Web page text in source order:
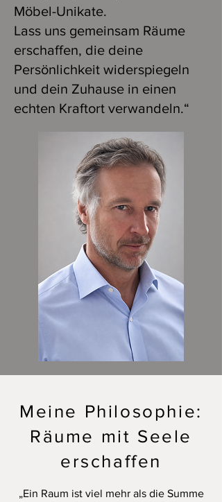
Möbel-Unikate.
Lass uns gemeinsam Räume
erschaffen, die deine
Persönlichkeit widerspiegeln
und dein Zuhause in einen
echten Kraftort verwandeln.“
Meine Philosophie:
Räume mit Seele
erschaffen
„Ein Raum ist viel mehr als die Summe